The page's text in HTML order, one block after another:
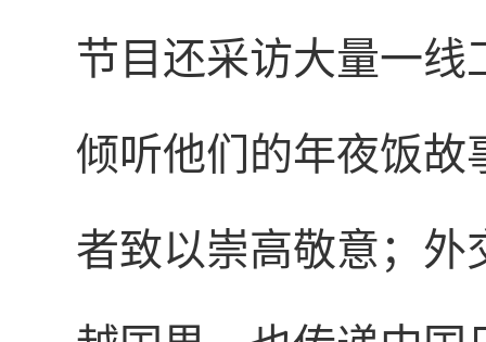
节目还采访大量一
倾听他们的年夜饭故
者致以崇高敬意；外